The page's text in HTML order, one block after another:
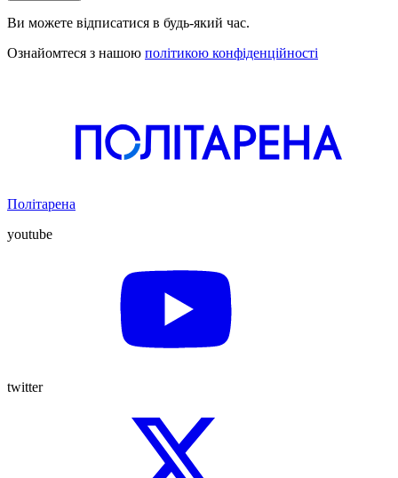
Ви можете відписатися в будь-який час.
Ознайомтеся з нашою політикою конфіденційності
Політарена
youtube
twitter